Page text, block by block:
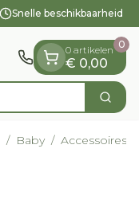
Snelle beschikbaarheid
Zoek
0 artikelen
€ 0,00
0
/ Baby / Accessoires